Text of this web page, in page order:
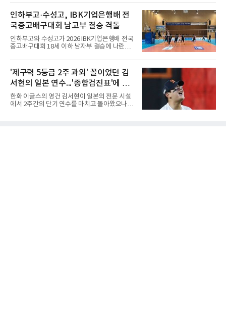
권대회 결승에서 모두 선명여고에 패해 준우승
에 머물렀다. 그러나 세 번째
독은 단순히 더위를 이야기하지 않았다. 우천,
폭염, 부상 등 변수가 늘어나는 현실에서 현재
팀당 144경기 체제가 과연 지속 가능한지 질문
을 던졌다.물론 144경기가 세계적으로 특별히
많은 숫자는 아니다. 메이저리그는 팀당 162경
기, 일본프로야구도 143~144경기를 치른다. 숫
자만 놓고 보면 KBO가 유난히 혹사 구조라고 말
비교하기 어려울 정도로 폭염이 길어지고 강해
지고 있다. 여기에 장마, 이
인하부고·수성고, IBK기업은행배 전
국중고배구대회 남고부 결승 격돌
인하부고와 수성고가 2026 IBK기업은행배 전국
중고배구대회 18세 이하 남자부 결승에 나란히
하부고는 5일 충북 제천실내체육관에서 열린 대
회 남자 18세 이하부 준결승에서 남성고를 세트
스코어 3-1(25-17, 17-25, 25-21, 25-17)로 꺾
고 결승행 티켓을 따냈다. 인하부고는 높은 공격
성공률을 앞세워 경기 주도권을 잡으며 승리를
거뒀다.수성고도 준결승에서 속초고를 상대로
안정된 조직력을 바탕으로 3-1(25-23, 25-16,
'제구력 5등급 2주 과외' 꼴이었던 김
서현의 일본 연수...'종합검진표'에 불
과
한화 이글스의 영건 김서현이 일본의 전문 시설
에서 2주간의 단기 연수를 마치고 돌아왔으나,